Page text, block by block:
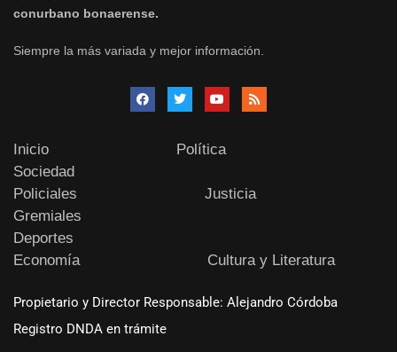
conurbano bonaerense.
Siempre la más variada y mejor información.
Inicio
Política
Sociedad
Policiales
Justicia
Gremiales
Deportes
Economía
Cultura y Literatura
Propietario y Director Responsable: Alejandro Córdoba
Registro DNDA en trámite